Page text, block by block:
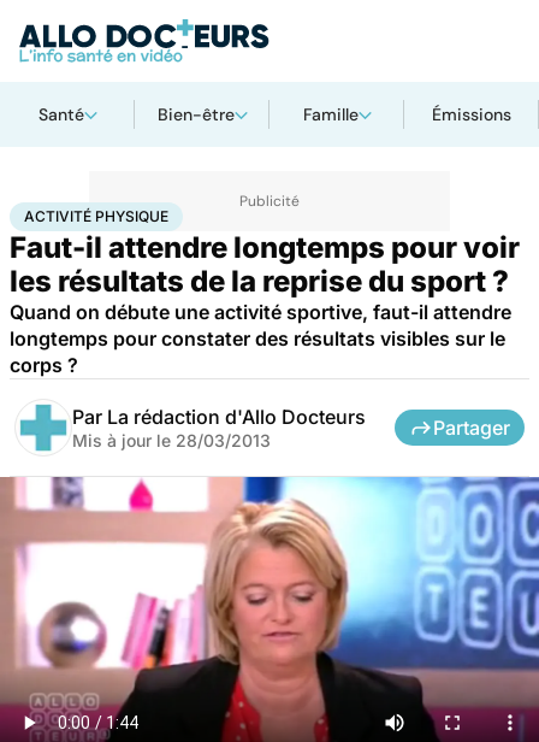
Santé Bien-être Famille Émissions
AccueilBien-êtreSport santé Activité physique
ACTIVITÉ PHYSIQUE
Faut-il attendre longtemps pour voir
les résultats de la reprise du sport ?
Quand on débute une activité sportive, faut-il attendre
longtemps pour constater des résultats visibles sur le
corps ?
Par La rédaction d'Allo Docteurs
Mis à jour le 28/03/2013
Partager